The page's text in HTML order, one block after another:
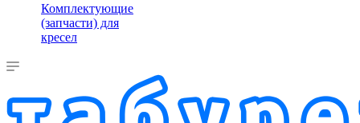
Комплектующие
(запчасти) для
кресел